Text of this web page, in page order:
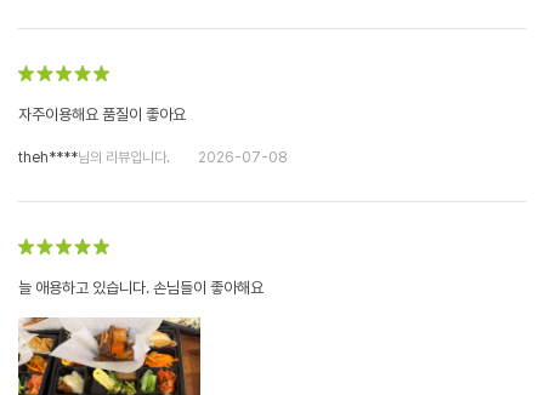
자주이용해요 품질이 좋아요
theh****님의 리뷰입니다. 2026-07-08
늘 애용하고 있습니다. 손님들이 좋아해요